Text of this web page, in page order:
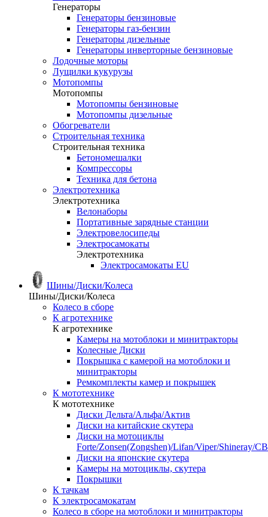
Генераторы
Генераторы бензиновые
Генераторы газ-бензин
Генераторы дизельные
Генераторы инверторные бензиновые
Лодочные моторы
Лущилки кукурузы
Мотопомпы
Мотопомпы
Мотопомпы бензиновые
Мотопомпы дизельные
Обогреватели
Строительная техника
Строительная техника
Бетономешалки
Компрессоры
Техника для бетона
Электротехника
Электротехника
Велонаборы
Портативные зарядные станции
Электровелосипеды
Электросамокаты
Электротехника
Электросамокаты EU
Шины/Диски/Колеса
Шины/Диски/Колеса
Колесо в сборе
К агротехнике
К агротехнике
Камеры на мотоблоки и минитракторы
Колесные Диски
Покрышка с камерой на мотоблоки и
минитракторы
Ремкомплекты камер и покрышек
К мототехнике
К мототехнике
Диски Дельта/Альфа/Актив
Диски на китайские скутера
Диски на мотоциклы
Forte/Zonsen(Zongshen)/Lifan/Viper/Shineray/CB
Диски на японские скутера
Камеры на мотоциклы, скутера
Покрышки
К тачкам
К электросамокатам
Колесо в сборе на мотоблоки и минитракторы